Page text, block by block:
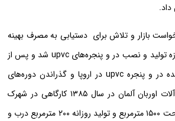
درخواست بازار و تلاش برای دستیابی به مصرف بهینه
انرژی این شرکت وارد حوزه تولید و نصب در و پنجره‌های upvc شد و پس از
بازدید از شرکت‌های سازنده در و پنجره upvc در اروپا و گذراندن دوره‌های
آموزشی با خرید ماشین‌آلات اوربان آلمان در سال ۱۳۸۵ کارگاهی در شهرک
صنعتی عباس‌آباد به مساحت ۱۵۰۰ مترمربع و تولید روزانه ۲۰۰ مترمربع درب و